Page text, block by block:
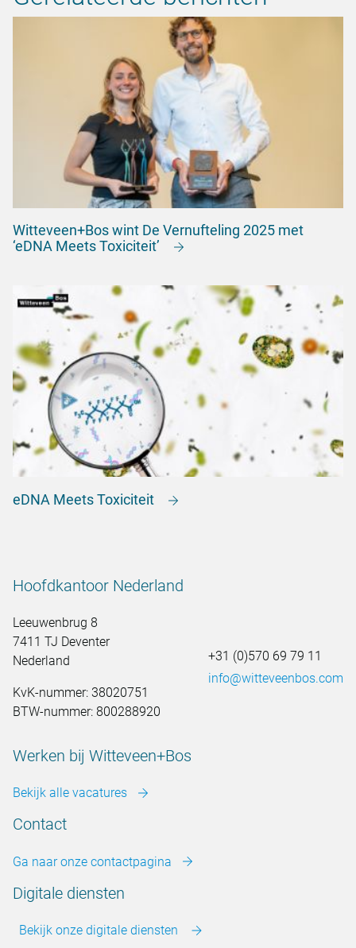
Witteveen+Bos wint De Vernufteling 2025 met
‘eDNA Meets Toxiciteit’
eDNA Meets Toxiciteit
Hoofdkantoor Nederland
Leeuwenbrug 8
7411 TJ Deventer
Nederland
KvK-nummer: 38020751
BTW-nummer: 800288920
+31 (0)570 69 79 11
info@witteveenbos.com
Werken bij Witteveen+Bos
Bekijk alle vacatures
Contact
Ga naar onze contactpagina
Digitale diensten
Bekijk onze digitale diensten